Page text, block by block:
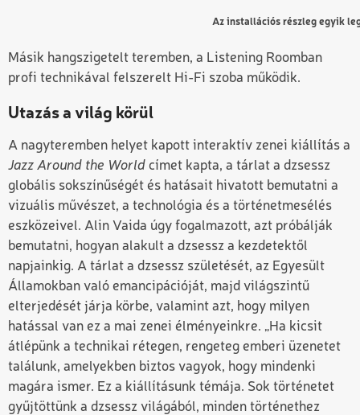
Az installációs részleg egyik
Másik hangszigetelt teremben, a Listening Roomban
profi technikával felszerelt Hi-Fi szoba működik.
Utazás a világ körül
A nagyteremben helyet kapott interaktív zenei kiállítás a
Jazz Around the World címet kapta, a tárlat a dzsessz
globális sokszínűségét és hatásait hivatott bemutatni a
vizuális művészet, a technológia és a történetmesélés
eszközeivel. Alin Vaida úgy fogalmazott, azt próbálják
bemutatni, hogyan alakult a dzsessz a kezdetektől
napjainkig. A tárlat a dzsessz születését, az Egyesült
Államokban való emancipációját, majd világszintű
elterjedését járja körbe, valamint azt, hogy milyen
hatással van ez a mai zenei élményeinkre. „Ha kicsit
átlépünk a technikai rétegen, rengeteg emberi üzenetet
találunk, amelyekben biztos vagyok, hogy mindenki
magára ismer. Ez a kiállításunk témája. Sok történetet
gyűjtöttünk a dzsessz világából, minden történethez